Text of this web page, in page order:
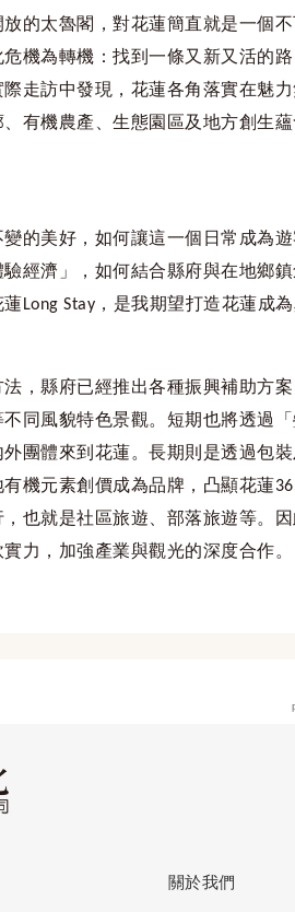
的太魯閣，對花蓮簡直就是一個
機為轉機：找到一條又新又活的
走訪中發現，花蓮各角落實在魅
有機農產、生態園區及地方創生
的美好，如何讓這一個 日常 成為
驗經濟」
，如何結合縣府與在地鄉
蓮Long Stay ，是我期望打造花蓮成
法，縣府已經推出各種振興補助方
同風貌特色景觀。短期也將透過
團體來到花蓮。長期則是透過包
機元素創價成為品牌，凸顯花蓮
也就是社區旅遊、部落旅遊等。
力，加強產業與觀光的深度合作。
關於我們